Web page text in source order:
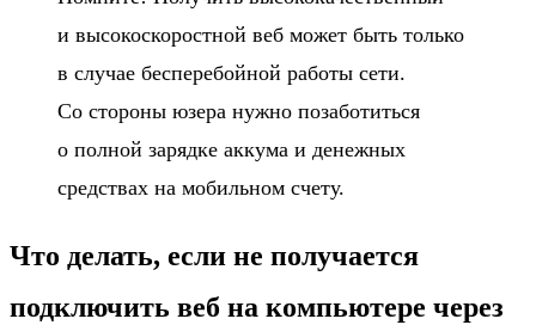
и высокоскоростной веб может быть только
в случае бесперебойной работы сети.
Со стороны юзера нужно позаботиться
о полной зарядке аккума и денежных
средствах на мобильном счету.
Что делать, если не получается
подключить веб на компьютере через